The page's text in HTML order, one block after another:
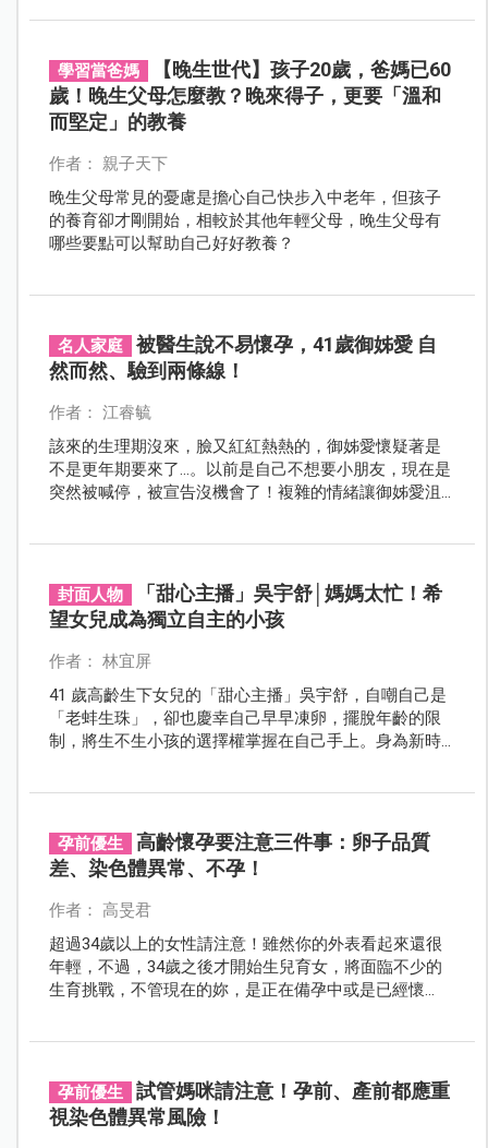
學習當爸媽
【晚生世代】孩子20歲，爸媽已60
歲！晚生父母怎麼教？晚來得子，更要「溫和
而堅定」的教養
作者： 親子天下
晚生父母常見的憂慮是擔心自己快步入中老年，但孩子
的養育卻才剛開始，相較於其他年輕父母，晚生父母有
哪些要點可以幫助自己好好教養？
名人家庭
被醫生說不易懷孕，41歲御姊愛 自
然而然、驗到兩條線！
作者： 江睿毓
該來的生理期沒來，臉又紅紅熱熱的，御姊愛懷疑著是
不是更年期要來了…。以前是自己不想要小朋友，現在是
突然被喊停，被宣告沒機會了！複雜的情緒讓御姊愛沮
封面人物
「甜心主播」吳宇舒│媽媽太忙！希
望女兒成為獨立自主的小孩
作者： 林宜屏
41 歲高齡生下女兒的「甜心主播」吳宇舒，自嘲自己是
「老蚌生珠」，卻也慶幸自己早早凍卵，擺脫年齡的限
制，將生不生小孩的選擇權掌握在自己手上。身為新時
孕前優生
高齡懷孕要注意三件事：卵子品質
差、染色體異常、不孕！
作者： 高旻君
超過34歲以上的女性請注意！雖然你的外表看起來還很
年輕，不過，34歲之後才開始生兒育女，將面臨不少的
生育挑戰，不管現在的妳，是正在備孕中或是已經懷
孕前優生
試管媽咪請注意！孕前、產前都應重
視染色體異常風險！